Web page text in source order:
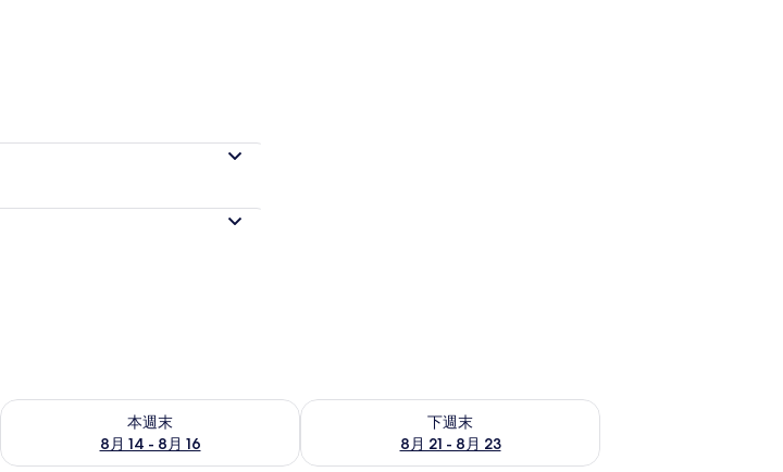
本週末
8月 14 - 8月 16
查看本週末 (8月 14 - 8月 16) 的供應情況
下週末
8月 21 - 8月 23
查看下週末 (8月 21 - 8月 23) 的供應情況